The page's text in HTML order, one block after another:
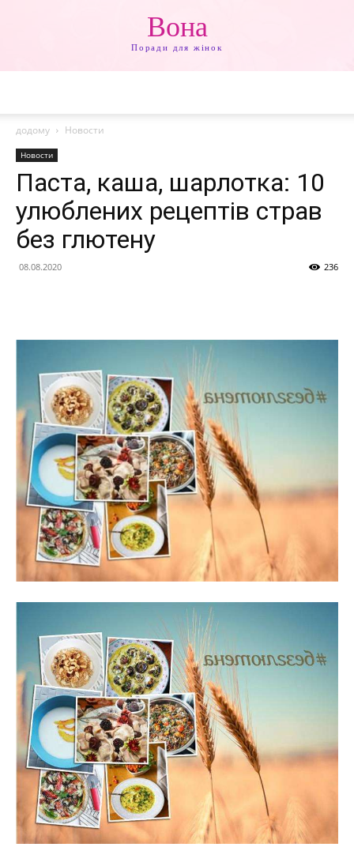
Вона
Поради для жінок
додому Новости
Новости
Паста, каша, шарлотка: 10
улюблених рецептів страв
без глютену
08.08.2020 236